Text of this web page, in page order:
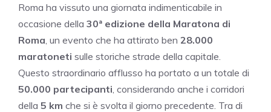
Roma ha vissuto una giornata indimenticabile in
occasione della 30ª edizione della Maratona di
Roma , un evento che ha attirato ben 28.000
maratoneti sulle storiche strade della capitale.
Questo straordinario afflusso ha portato a un totale di
50.000 partecipanti , considerando anche i corridori
della 5 km che si è svolta il giorno precedente. Tra di